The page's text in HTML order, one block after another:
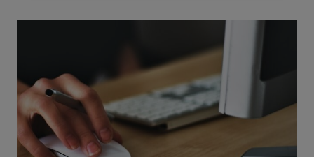
NIEZBĘDNE
DO
JEJ
URUCHOMIENIA?
[WPIS
GOŚCINNY]